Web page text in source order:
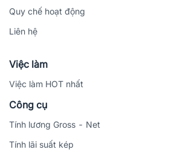
Quy chế hoạt động
Liên hệ
Việc làm
Việc làm HOT nhất
Công cụ
Tính lương Gross - Net
Tính lãi suất kép